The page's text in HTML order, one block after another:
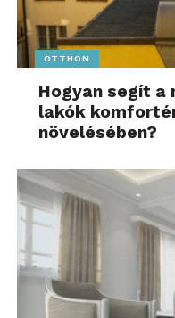
OTTHON
Hogyan segít a
lakók
növelésében?